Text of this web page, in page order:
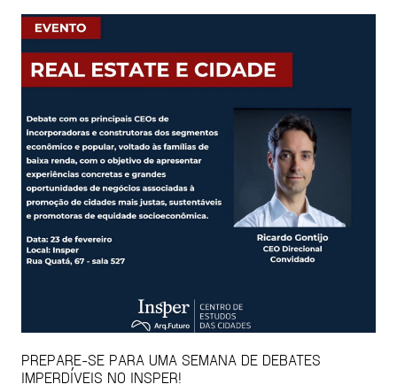
PREPARE-SE PARA UMA SEMANA DE DEBATES
IMPERDÍVEIS NO INSPER!